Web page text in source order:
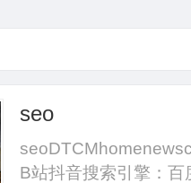
seo
B站抖音搜索引擎：